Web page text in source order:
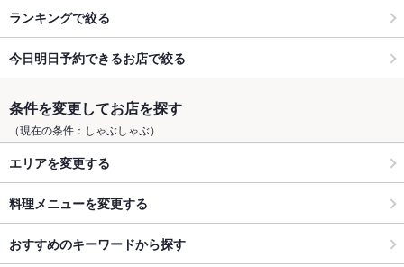
ランキングで絞る
今日明日予約できるお店で絞る
条件を変更してお店を探す
（現在の条件：しゃぶしゃぶ）
エリアを変更する
料理メニューを変更する
おすすめのキーワードから探す